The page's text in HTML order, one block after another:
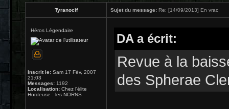
Tyranocif Sujet du message: Re: [14/09/2013] En vrac
Héros Légendaire
Inscrit le: Sam 17 Fév, 2007
21:03
Messages: 1192
Localisation: Chez l'élite
Hordeuse : les NORNS
DA a écrit:
Revue à la
des Spherae